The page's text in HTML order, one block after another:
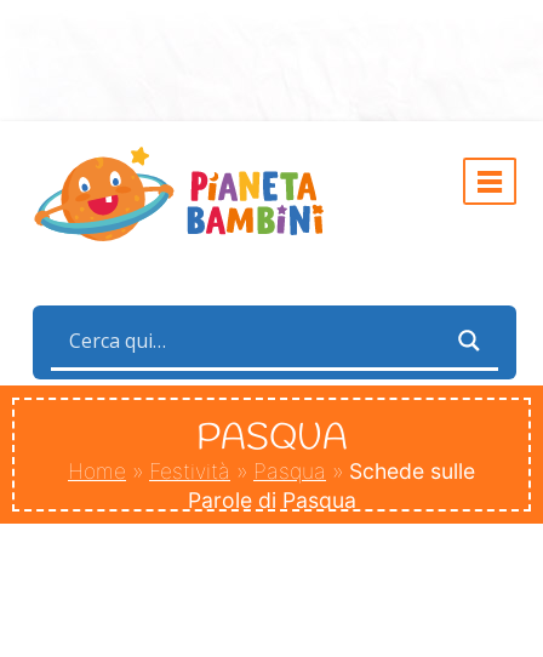
PASQUA
Home » Festività » Pasqua » Schede sulle
Parole di Pasqua